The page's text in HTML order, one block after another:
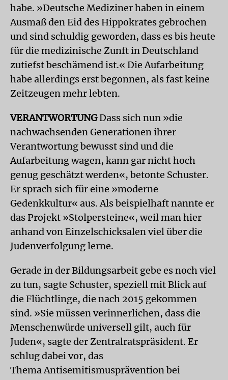
habe. »Deutsche Mediziner haben in einem
Ausmaß den Eid des Hippokrates gebrochen
und sind schuldig geworden, dass es bis heute
für die medizinische Zunft in Deutschland
zutiefst beschämend ist.« Die Aufarbeitung
habe allerdings erst begonnen, als fast keine
Zeitzeugen mehr lebten.
VERANTWORTUNGDass sich nun »die
nachwachsenden Generationen ihrer
Verantwortung bewusst sind und die
Aufarbeitung wagen, kann gar nicht hoch
genug geschätzt werden«, betonte Schuster.
Er sprach sich für eine »moderne
Gedenkkultur« aus. Als beispielhaft nannte er
das Projekt »Stolpersteine«, weil man hier
anhand von Einzelschicksalen viel über die
Judenverfolgung lerne.
Gerade in der Bildungsarbeit gebe es noch viel
zu tun, sagte Schuster, speziell mit Blick auf
die Flüchtlinge, die nach 2015 gekommen
sind. »Sie müssen verinnerlichen, dass die
Menschenwürde universell gilt, auch für
Juden«, sagte der Zentralratspräsident. Er
schlug dabei vor, das
Thema Antisemitismusprävention bei